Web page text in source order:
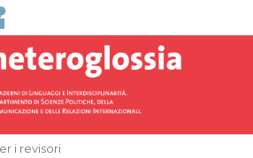
i revisori